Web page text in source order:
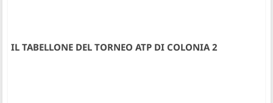
IL TABELLONE DEL TORNEO ATP DI COLONIA 2